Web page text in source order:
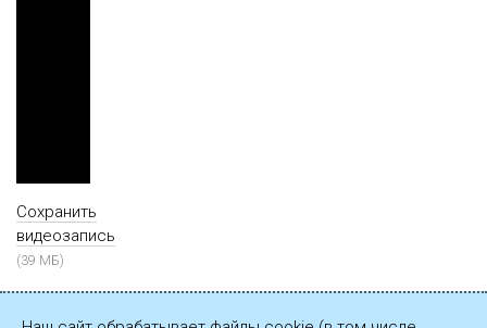
Сохранить
видеозапись
(39 МБ)